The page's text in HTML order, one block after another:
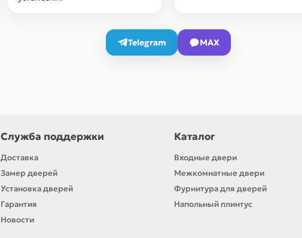
Telegram MAX
Служба поддержки
Доставка
Замер дверей
Установка дверей
Гарантия
Новости
Каталог
Входные двери
Межкомнатные двери
Фурнитура для дверей
Напольный плинтус